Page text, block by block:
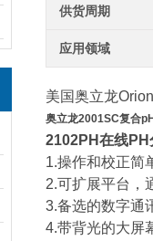
供货周期
应用领域
美国奥立龙
奥立龙2001SC复合
2102PH在线PH
1.操作和校正简
2.可扩展平台，
3.备选的数字通
4.带背光的大屏